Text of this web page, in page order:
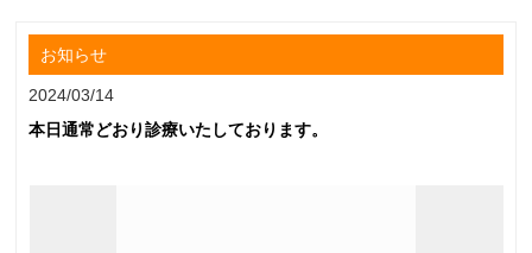
お知らせ
2024/03/14
本日通常どおり診療いたしております。